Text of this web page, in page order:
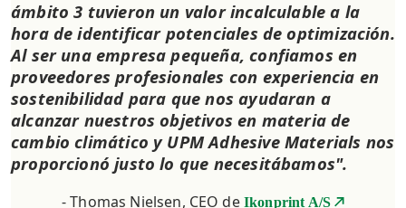
ámbito 3 tuvieron un valor incalculable a la
hora de identificar potenciales de optimización.
Al ser una empresa pequeña, confiamos en
proveedores profesionales con experiencia en
sostenibilidad para que nos ayudaran a
alcanzar nuestros objetivos en materia de
cambio climático y UPM Adhesive Materials nos
proporcionó justo lo que necesitábamos".
- Thomas Nielsen, CEO de Ikonprint A/S